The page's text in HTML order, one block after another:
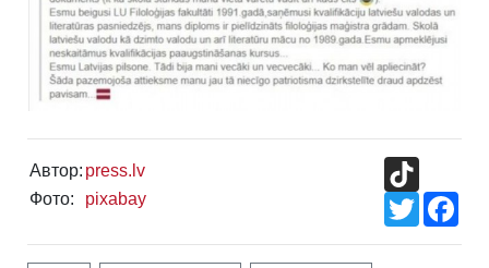
Автор: press.lv
Фото:
pixabay
Twitter